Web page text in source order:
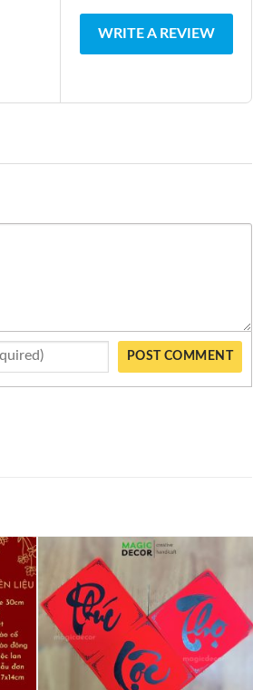
WRITE A REVIEW
POST COMMENT
to
Add to
wishlist